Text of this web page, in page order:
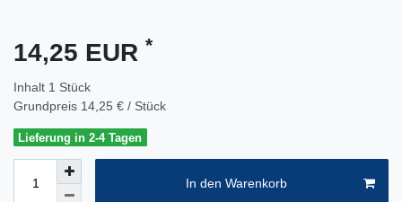
14,25 EUR *
Inhalt 1 Stück
Grundpreis 14,25 € / Stück
Lieferung in 2-4 Tagen
In den Warenkorb